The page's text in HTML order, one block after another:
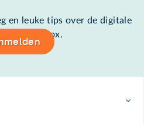
en leuke tips over de digitale
de mailbox.